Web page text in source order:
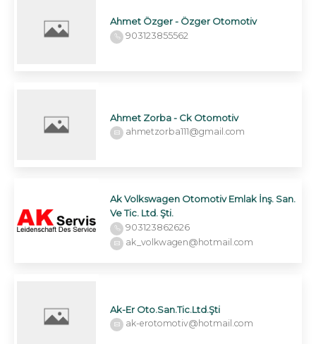
Ahmet Özger - Özger Otomotiv
903123855562
Ahmet Zorba - Ck Otomotiv
ahmetzorba111@gmail.com
Ak Volkswagen Otomotiv Emlak İnş. San.
Ve Tic. Ltd. Şti.
903123862626
ak_volkwagen@hotmail.com
Ak-Er Oto.San.Tic.Ltd.Şti
ak-erotomotiv@hotmail.com